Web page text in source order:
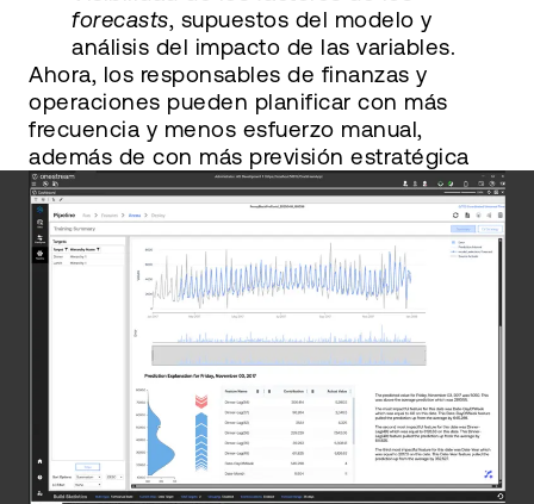
forecasts, supuestos del modelo y
análisis del impacto de las variables.
Ahora, los responsables de finanzas y
operaciones pueden planificar con más
frecuencia y menos esfuerzo manual,
además de con más previsión estratégica